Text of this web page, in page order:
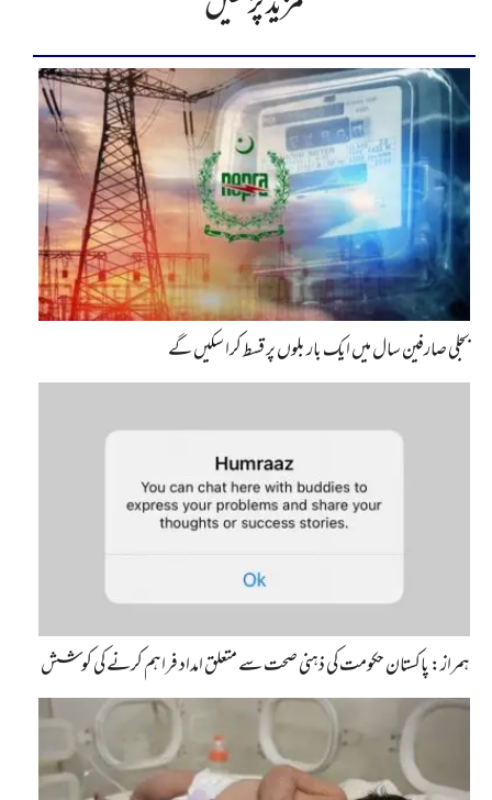
بجلی صارفین سال میں ایک بار بلوں پر قسط کرا سکیں گے
ہمراز: پاکستان حکومت کی ذہنی صحت سے متعلق امداد فراہم کرنے کی کوشش